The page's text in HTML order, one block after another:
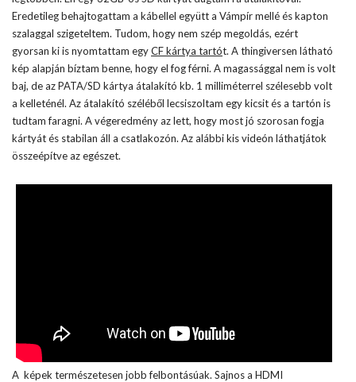
Eredetileg behajtogattam a kábellel együtt a Vámpír mellé és kapton
szalaggal szigeteltem. Tudom, hogy nem szép megoldás, ezért
gyorsan ki is nyomtattam egyCF kártya tartót. A thingiversen látható
kép alapján bíztam benne, hogy el fog férni. A magassággal nem is volt
baj, de az PATA/SD kártya átalakító kb. 1 milliméterrel szélesebb volt
a kelleténél. Az átalakító széléből lecsiszoltam egy kicsit és a tartón is
tudtam faragni. A végeredmény az lett, hogy most jó szorosan fogja
kártyát és stabilan áll a csatlakozón. Az alábbi kis videón láthatjátok
összeépítve az egészet.
A képek természetesen jobb felbontásúak. Sajnos a HDMI